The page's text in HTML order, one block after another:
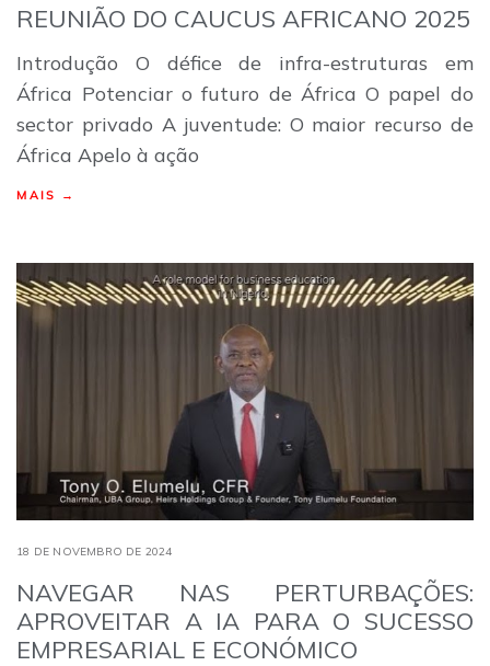
REUNIÃO DO CAUCUS AFRICANO 2025
Introdução O défice de infra-estruturas em
África Potenciar o futuro de África O papel do
sector privado A juventude: O maior recurso de
África Apelo à ação
MAIS →
18 DE NOVEMBRO DE 2024
NAVEGAR NAS PERTURBAÇÕES:
APROVEITAR A IA PARA O SUCESSO
EMPRESARIAL E ECONÓMICO